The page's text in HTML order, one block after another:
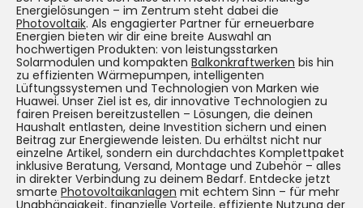
Energielösungen – im Zentrum steht dabei die
Photovoltaik. Als engagierter Partner für erneuerbare
Energien bieten wir dir eine breite Auswahl an
hochwertigen Produkten: von leistungsstarken
Solarmodulen und kompakten Balkonkraftwerken bis hin
zu effizienten Wärmepumpen, intelligenten
Lüftungssystemen und Technologien von Marken wie
Huawei. Unser Ziel ist es, dir innovative Technologien zu
fairen Preisen bereitzustellen – Lösungen, die deinen
Haushalt entlasten, deine Investition sichern und einen
Beitrag zur Energiewende leisten. Du erhältst nicht nur
einzelne Artikel, sondern ein durchdachtes Komplettpaket
inklusive Beratung, Versand, Montage und Zubehör – alles
in direkter Verbindung zu deinem Bedarf. Entdecke jetzt
smarte Photovoltaikanlagen mit echtem Sinn – für mehr